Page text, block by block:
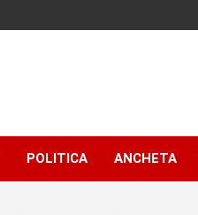
POLITICA ANCHETA